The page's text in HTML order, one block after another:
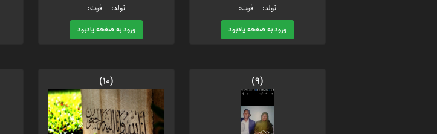
تولد: فوت:
ورود به صفحه یادبود
تولد: فوت:
ورود به صفحه یادبود
(9)
(10)